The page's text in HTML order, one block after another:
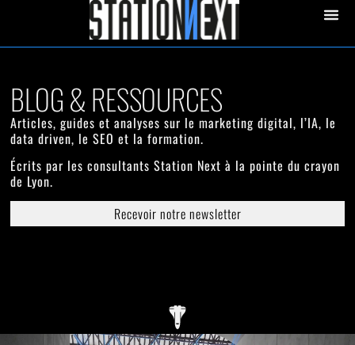
BLOG & RESSOURCES
Articles, guides et analyses sur le marketing digital, l’IA, le
data driven, le SEO et la formation.
Écrits par les consultants Station Next à la pointe du crayon
de Lyon.
Recevoir notre newsletter